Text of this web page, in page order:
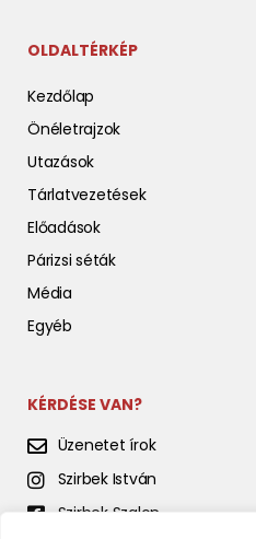
OLDALTÉRKÉP
Kezdőlap
Önéletrajzok
Utazások
Tárlatvezetések
Előadások
Párizsi séták
Média
Egyéb
KÉRDÉSE VAN?
Üzenetet írok
Szirbek István
Szirbek Szalon